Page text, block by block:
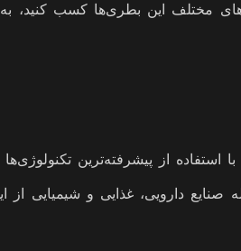
مختلف این بطری‌ها کسب کنید،
از پیشرفته‌ترین تکنولوژی‌ها و
دارویی، غذایی و شیمیایی از